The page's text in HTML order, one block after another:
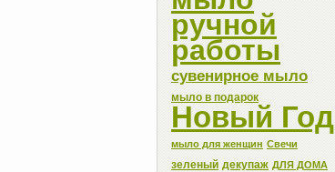
ручной
работы
сувенирное мыло
мыло в подарок
Новый Год
мыло для женщин Свечи
зеленый декупаж ДЛЯ ДОМА